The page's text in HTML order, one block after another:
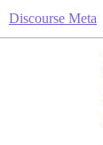
Discourse Meta